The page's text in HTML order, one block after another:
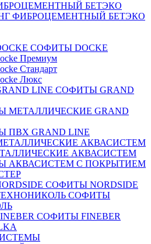
БЕТЭКО
ФИБРОЦЕМЕНТНЫЙ БЕТЭКО
СОФИТЫ DOCKE
Премиум
Стандарт
Люкс
СОФИТЫ GRAND
МЕТАЛЛИЧЕСКИЕ GRAND
ПВХ GRAND LINE
АКВАСИСТЕМ
АКВАСИСТЕМ С ПОКРЫТИЕМ
СОФИТЫ NORDSIDE
СОФИТЫ
СОФИТЫ FINEBER